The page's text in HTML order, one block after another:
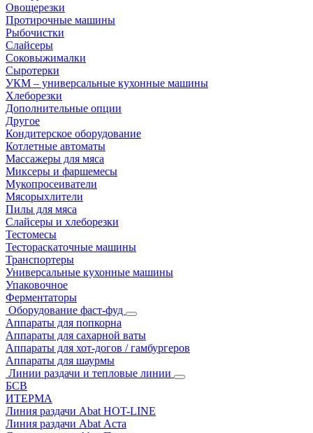
Овощерезки
Протирочные машины
Рыбочистки
Слайсеры
Соковыжималки
Сыротерки
УКМ – универсальные кухонные машины
Хлеборезки
Дополнительные опции
Другое
Кондитерское оборудование
Котлетные автоматы
Массажеры для мяса
Миксеры и фаршемесы
Мукопросеиватели
Мясорыхлители
Пилы для мяса
Слайсеры и хлеборезки
Тестомесы
Тестораскаточные машины
Транспортеры
Универсальные кухонные машины
Упаковочное
Ферментаторы
Оборудование фаст-фуд
Аппараты для попкорна
Аппараты для сахарной ваты
Аппараты для хот-догов / гамбургеров
Аппараты для шаурмы
Линии раздачи и тепловые линии
БСВ
ИТЕРМА
Линия раздачи Abat HOT-LINE
Линия раздачи Abat Аста